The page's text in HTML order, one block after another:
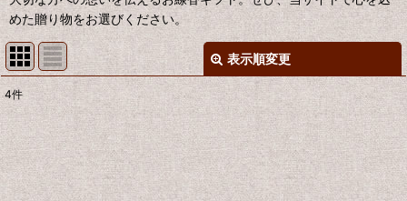
めた贈り物をお選びください。
表示順変更
表示数 :
並び順
4件